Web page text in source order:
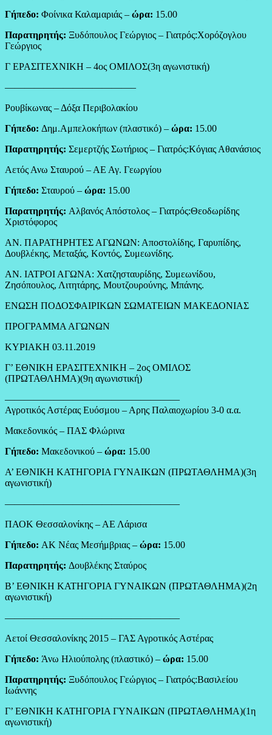
Γήπεδο: Φοίνικα Καλαμαριάς – ώρα: 15.00
Παρατηρητής: Ξυδόπουλος Γεώργιος – Γιατρός:Χορόζογλου
Γεώργιος
Γ ΕΡΑΣΙΤΕΧΝΙΚΗ – 4ος ΟΜΙΛΟΣ(3η αγωνιστική)
—————————————–
Ρουβίκωνας – Δόξα Περιβολακίου
Γήπεδο: Δημ.Αμπελοκήπων (πλαστικό) – ώρα: 15.00
Παρατηρητής: Σεμερτζής Σωτήριος – Γιατρός:Κόγιας Αθανάσιος
Αετός Ανω Σταυρού – ΑΕ Αγ. Γεωργίου
Γήπεδο: Σταυρού – ώρα: 15.00
Παρατηρητής: Αλβανός Απόστολος – Γιατρός:Θεοδωρίδης
Χριστόφορος
ΑΝ. ΠΑΡΑΤΗΡΗΤΕΣ ΑΓΩΝΩΝ: Αποστολίδης, Γαρυπίδης,
Δουβλέκης, Μεταξάς, Κοντός, Συμεωνίδης.
ΑΝ. ΙΑΤΡΟΙ ΑΓΩΝΑ: Χατζησταυρίδης, Συμεωνίδου,
Ζησόπουλος, Λιτητάρης, Μουτζουρούνης, Μπάνης.
ΕΝΩΣΗ ΠΟΔΟΣΦΑΙΡΙΚΩΝ ΣΩΜΑΤΕΙΩΝ ΜΑΚΕΔΟΝΙΑΣ
ΠΡΟΓΡΑΜΜΑ ΑΓΩΝΩΝ
ΚΥΡΙΑΚΗ 03.11.2019
Γ’ ΕΘΝΙΚΗ ΕΡΑΣΙΤΕΧΝΙΚΗ – 2ος ΟΜΙΛΟΣ
(ΠΡΩΤΑΘΛΗΜΑ)(9η αγωνιστική)
——————————————————
Αγροτικός Αστέρας Ευόσμου – Αρης Παλαιοχωρίου 3-0 α.α.
Μακεδονικός – ΠΑΣ Φλώρινα
Γήπεδο: Μακεδονικού – ώρα: 15.00
Α’ ΕΘΝΙΚΗ ΚΑΤΗΓΟΡΙΑ ΓΥΝΑΙΚΩΝ (ΠΡΩΤΑΘΛΗΜΑ)(3η
αγωνιστική)
——————————————————
ΠΑΟΚ Θεσσαλονίκης – ΑΕ Λάρισα
Γήπεδο: ΑΚ Νέας Μεσήμβριας – ώρα: 15.00
Παρατηρητής: Δουβλέκης Σταύρος
Β’ ΕΘΝΙΚΗ ΚΑΤΗΓΟΡΙΑ ΓΥΝΑΙΚΩΝ (ΠΡΩΤΑΘΛΗΜΑ)(2η
αγωνιστική)
——————————————————
Αετοί Θεσσαλονίκης 2015 – ΓΑΣ Αγροτικός Αστέρας
Γήπεδο: Άνω Ηλιούπολης (πλαστικό) – ώρα: 15.00
Παρατηρητής: Ξυδόπουλος Γεώργιος – Γιατρός:Βασιλείου
Ιωάννης
Γ’ ΕΘΝΙΚΗ ΚΑΤΗΓΟΡΙΑ ΓΥΝΑΙΚΩΝ (ΠΡΩΤΑΘΛΗΜΑ)(1η
αγωνιστική)